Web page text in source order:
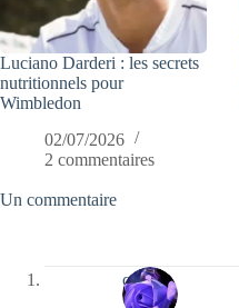
Luciano Darderi : les secrets
nutritionnels pour
Wimbledon
02/07/2026
2 commentaires
Un commentaire
covix